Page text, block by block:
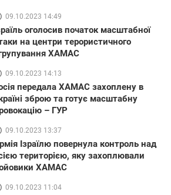
09.10.2023 14:49
оголосив початок масштабної
на центри терористичного
ХАМАС
09.10.2023 14:13
передала ХАМАС захоплену в
зброю та готує масштабну
– ГУР
09.10.2023 13:37
Ізраїлю повернула контроль над
територією, яку захоплювали
ХАМАС
09.10.2023 11:04